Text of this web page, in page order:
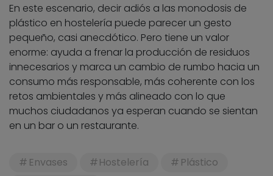
En este escenario, decir adiós a las monodosis de
plástico en hostelería puede parecer un gesto
pequeño, casi anecdótico. Pero tiene un valor
enorme: ayuda a frenar la producción de residuos
innecesarios y marca un cambio de rumbo hacia un
consumo más responsable, más coherente con los
retos ambientales y más alineado con lo que
muchos ciudadanos ya esperan cuando se sientan
en un bar o un restaurante.
Envases Hostelería
Plástico